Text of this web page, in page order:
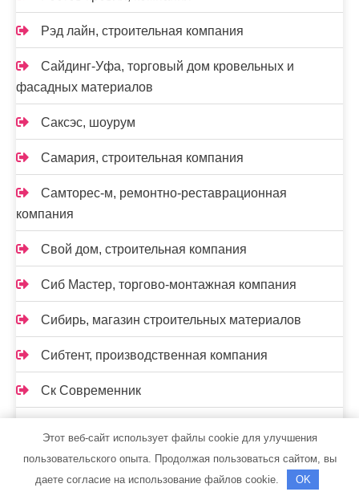
Рэд лайн, строительная компания
Сайдинг-Уфа, торговый дом кровельных и
фасадных материалов
Саксэс, шоурум
Самария, строительная компания
Самторес-м, ремонтно-реставрационная
компания
Свой дом, строительная компания
Сиб Мастер, торгово-монтажная компания
Сибирь, магазин строительных материалов
Сибтент, производственная компания
Ск Cовременник
Ск омега
Этот веб-сайт использует файлы cookie для улучшения
пользовательского опыта. Продолжая пользоваться сайтом, вы
даете согласие на использование файлов cookie.
OK